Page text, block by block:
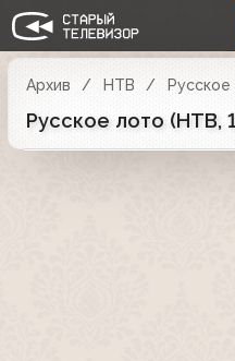
Архив НТВ Русское
Русское лото (НТВ,